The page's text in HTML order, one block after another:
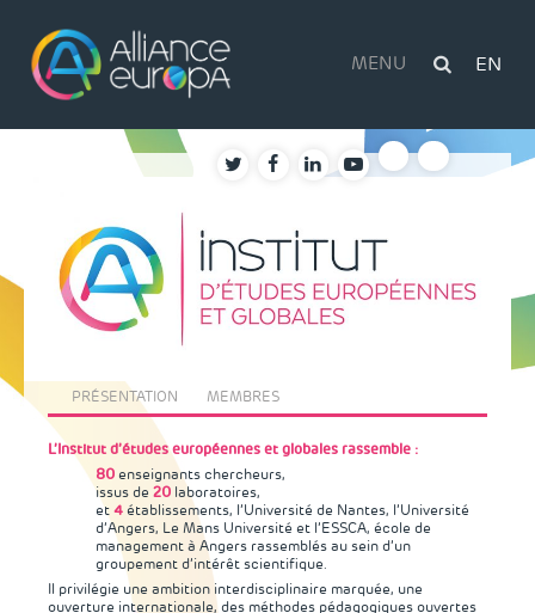
content
EN
MENU
PRÉSENTATION MEMBRES
L’Institut d’études européennes et globales rassemble :
80enseignants chercheurs,
issus de 20 laboratoires,
et4établissements, l’Université de Nantes, l’Université
d’Angers, Le Mans Université et l’ESSCA, école de
management à Angers rassemblés au sein d’un
groupement d’intérêt scientifique.
Il privilégie une ambition interdisciplinaire marquée, une
ouverture internationale, des méthodes pédagogiques ouvertes